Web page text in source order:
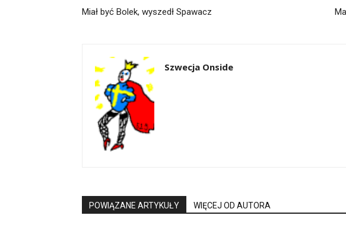
Miał być Bolek, wyszedł Spawacz
Szwecja Onside
POWIĄZANE ARTYKUŁY WIĘCEJ OD AUTORA